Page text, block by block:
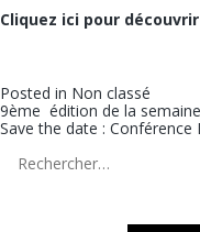
Cliquez ici pour
Posted in Non classé
Navigation
de
l’article
9ème édition de la semaine
Save the date : Conférence